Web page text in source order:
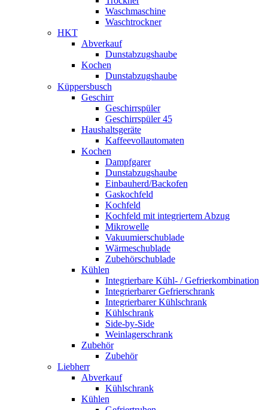
Waschmaschine
Waschtrockner
HKT
Abverkauf
Dunstabzugshaube
Kochen
Dunstabzugshaube
Küppersbusch
Geschirr
Geschirrspüler
Geschirrspüler 45
Haushaltsgeräte
Kaffeevollautomaten
Kochen
Dampfgarer
Dunstabzugshaube
Einbauherd/Backofen
Gaskochfeld
Kochfeld
Kochfeld mit integriertem Abzug
Mikrowelle
Vakuumierschublade
Wärmeschublade
Zubehörschublade
Kühlen
Integrierbare Kühl- / Gefrierkombination
Integrierbarer Gefrierschrank
Integrierbarer Kühlschrank
Kühlschrank
Side-by-Side
Weinlagerschrank
Zubehör
Zubehör
Liebherr
Abverkauf
Kühlschrank
Kühlen